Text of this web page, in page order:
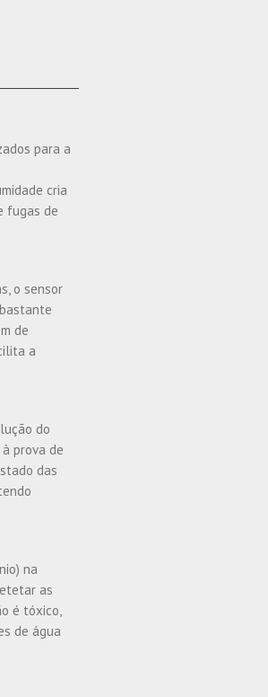
para a
cria
fugas de
o sensor
de
a
do
prova de
das
na
as
é tóxico,
de água